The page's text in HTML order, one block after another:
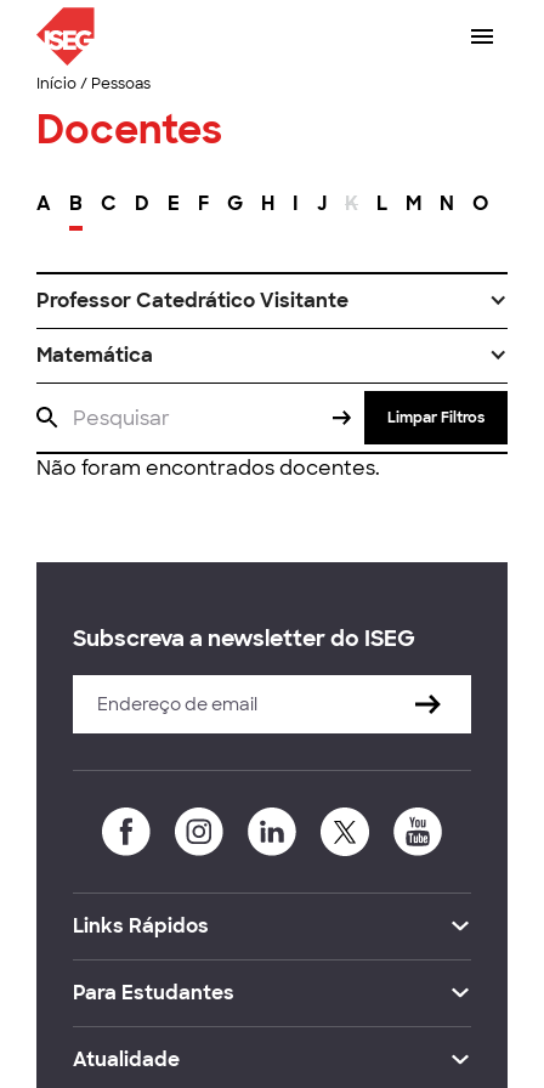
Início/ Pessoas
Docentes
A B C D E F G H I J K L M N O
Professor Catedrático Visitante
Matemática
Limpar Filtros
Não foram encontrados docentes.
Subscreva a newsletter do ISEG
Links Rápidos
Para Estudantes
Atualidade